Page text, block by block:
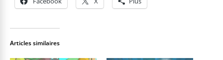
Articles similaires